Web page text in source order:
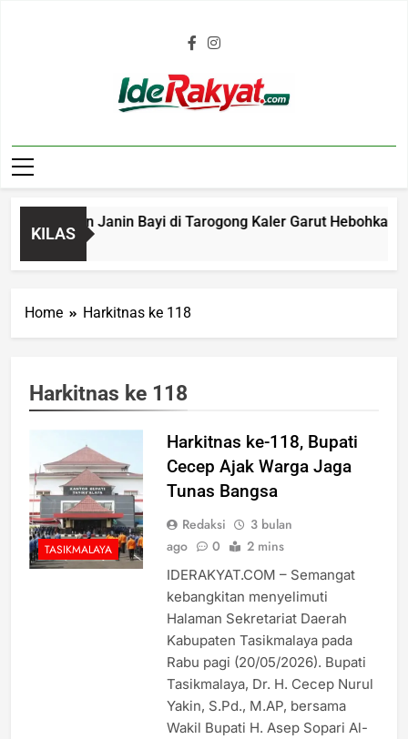
Iderakyat.com
KILAS
Janin Bayi di Tarogong Kaler Garut Hebohkan
Home Harkitnas ke 118
Harkitnas ke 118
TASIKMALAYA
Harkitnas ke-118, Bupati
Cecep Ajak Warga Jaga
Tunas Bangsa
Redaksi
3 bulan
ago
0 2 mins
IDERAKYAT.COM – Semangat
kebangkitan menyelimuti
Halaman Sekretariat Daerah
Kabupaten Tasikmalaya pada
Rabu pagi (20/05/2026). Bupati
Tasikmalaya, Dr. H. Cecep Nurul
Yakin, S.Pd., M.AP, bersama
Wakil Bupati H. Asep Sopari Al-